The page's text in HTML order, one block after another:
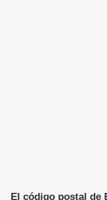
El código postal de